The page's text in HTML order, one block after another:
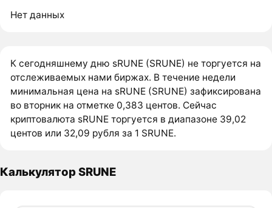
Нет данных
К сегодняшнему дню sRUNE (SRUNE) не торгуется на
отслеживаемых нами биржах. В течение недели
минимальная цена на sRUNE (SRUNE) зафиксирована
во вторник на отметке 0,383 центов. Сейчас
криптовалюта sRUNE торгуется в диапазоне 39,02
центов или 32,09 рубля за 1 SRUNE.
Калькулятор SRUNE